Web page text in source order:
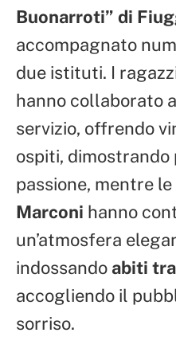
Buonarroti” di
accompagnato
due istituti. I
hanno collaborato
servizio, offrendo
ospiti,
passione, mentre
Marconi hanno
un’atmosfera
indossando abiti
accogliendo il
sorriso.